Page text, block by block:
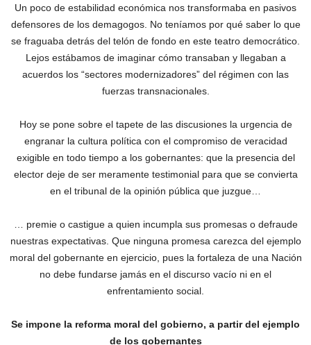
Un poco de estabilidad económica nos transformaba en pasivos
defensores de los demagogos. No teníamos por qué saber lo que
se fraguaba detrás del telón de fondo en este teatro democrático.
Lejos estábamos de imaginar cómo transaban y llegaban a
acuerdos los “sectores modernizadores” del régimen con las
fuerzas transnacionales.
Hoy se pone sobre el tapete de las discusiones la urgencia de
engranar la cultura política con el compromiso de veracidad
exigible en todo tiempo a los gobernantes: que la presencia del
elector deje de ser meramente testimonial para que se convierta
en el tribunal de la opinión pública que juzgue…
… premie o castigue a quien incumpla sus promesas o defraude
nuestras expectativas. Que ninguna promesa carezca del ejemplo
moral del gobernante en ejercicio, pues la fortaleza de una Nación
no debe fundarse jamás en el discurso vacío ni en el
enfrentamiento social.
Se impone la reforma moral del gobierno, a partir del ejemplo
de los gobernantes